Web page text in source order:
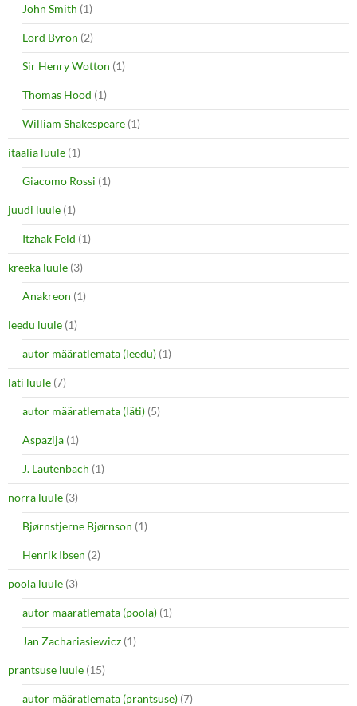
John Smith (1)
Lord Byron (2)
Sir Henry Wotton (1)
Thomas Hood (1)
William Shakespeare (1)
itaalia luule (1)
Giacomo Rossi (1)
juudi luule (1)
Itzhak Feld (1)
kreeka luule (3)
Anakreon (1)
leedu luule (1)
autor määratlemata (leedu) (1)
läti luule (7)
autor määratlemata (läti) (5)
Aspazija (1)
J. Lautenbach (1)
norra luule (3)
Bjørnstjerne Bjørnson (1)
Henrik Ibsen (2)
poola luule (3)
autor määratlemata (poola) (1)
Jan Zachariasiewicz (1)
prantsuse luule (15)
autor määratlemata (prantsuse) (7)